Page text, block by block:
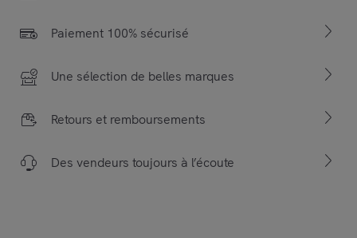
Paiement 100% sécurisé
Une sélection de belles marques
Retours et remboursements
Des vendeurs toujours à l’écoute